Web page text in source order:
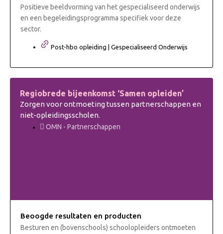
Positieve beeldvorming van het gespecialiseerd onderwijs
en een begeleidingsprogramma specifiek voor deze
sector.
Post-hbo opleiding | Gespecialiseerd Onderwijs
Regiobrede bijeenkomst ‘Samen opleiden’
Zorgen voor ontmoeting tussen partnerschappen en
niet-opleidingsscholen.
OMN - Partnerschappen
Beoogde resultaten en producten
Besturen en (bovenschools) schoolopleiders ontmoeten